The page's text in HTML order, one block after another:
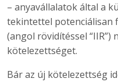
– anyavállalatok által a
tekintettel potenciálisan
(angol rövidítéssel “IIR”)
kötelezettséget.
Bár az új kötelezettség